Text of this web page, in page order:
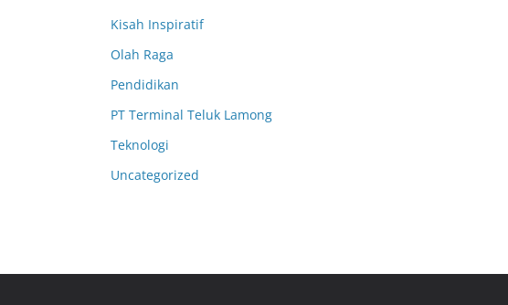
Kisah Inspiratif
Olah Raga
Pendidikan
PT Terminal Teluk Lamong
Teknologi
Uncategorized